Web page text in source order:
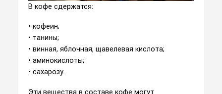
В кофе сдержатся:
• кофеин;
• танины;
• винная, яблочная, щавелевая кислота;
• аминокислоты;
• сахарозу.
Эти вещества в составе кофе могут